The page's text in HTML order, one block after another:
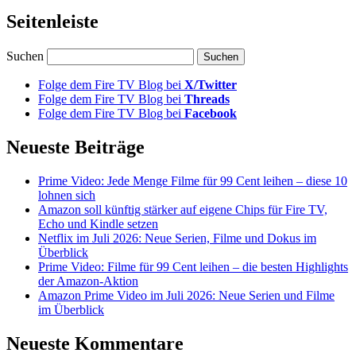
Seitenleiste
Suchen
Folge dem Fire TV Blog bei X/Twitter
Folge dem Fire TV Blog bei Threads
Folge dem Fire TV Blog bei Facebook
Neueste Beiträge
Prime Video: Jede Menge Filme für 99 Cent leihen – diese 10
lohnen sich
Amazon soll künftig stärker auf eigene Chips für Fire TV,
Echo und Kindle setzen
Netflix im Juli 2026: Neue Serien, Filme und Dokus im
Überblick
Prime Video: Filme für 99 Cent leihen – die besten Highlights
der Amazon-Aktion
Amazon Prime Video im Juli 2026: Neue Serien und Filme
im Überblick
Neueste Kommentare